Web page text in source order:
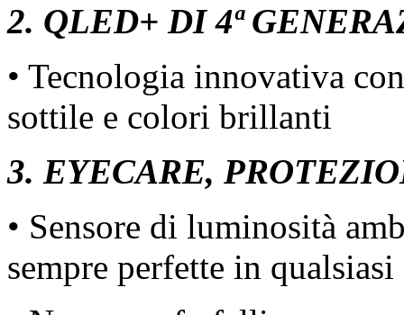
2. QLED+ DI 4ª
• Tecnologia innovativa
sottile e colori brillanti
3. EYECARE,
• Sensore di luminosità
sempre perfette in